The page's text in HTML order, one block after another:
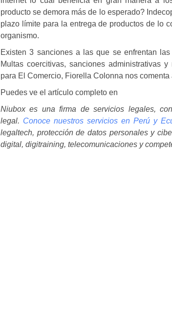
producto se demora más de lo esperado?
plazo límite para la entrega de productos de lo
organismo.
Existen 3 sanciones a las que se enfrentan
Multas coercitivas,sanciones administrativas y
para El Comercio, Fiorella Colonna nos
Puedes ve el artículo completo en
Niubox es una firma de servicios legales,
legal. Conoce nuestros servicios en Perú y
legaltech, protección de datos personales y
digital, digitraining, telecomunicaciones y